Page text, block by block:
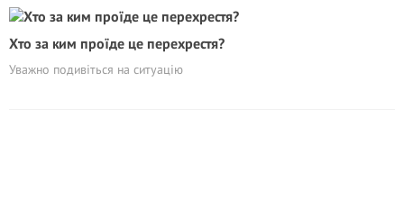
Хто за ким проїде це перехрестя?
Уважно подивіться на ситуацію